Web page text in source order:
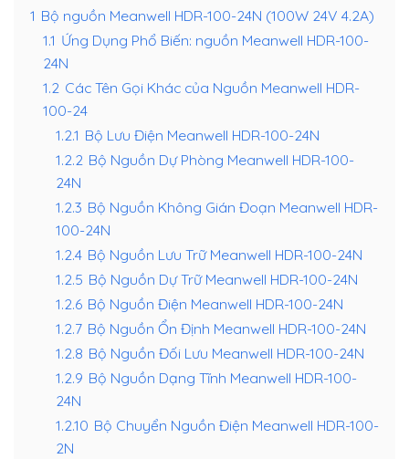
1 Bộ nguồn Meanwell HDR-100-24N (100W 24V 4.2A)
1.1 Ứng Dụng Phổ Biến: nguồn Meanwell HDR-100-
24N
1.2 Các Tên Gọi Khác của Nguồn Meanwell HDR-
100-24
1.2.1 Bộ Lưu Điện Meanwell HDR-100-24N
1.2.2 Bộ Nguồn Dự Phòng Meanwell HDR-100-
24N
1.2.3 Bộ Nguồn Không Gián Đoạn Meanwell HDR-
100-24N
1.2.4 Bộ Nguồn Lưu Trữ Meanwell HDR-100-24N
1.2.5 Bộ Nguồn Dự Trữ Meanwell HDR-100-24N
1.2.6 Bộ Nguồn Điện Meanwell HDR-100-24N
1.2.7 Bộ Nguồn Ổn Định Meanwell HDR-100-24N
1.2.8 Bộ Nguồn Đối Lưu Meanwell HDR-100-24N
1.2.9 Bộ Nguồn Dạng Tĩnh Meanwell HDR-100-
24N
1.2.10 Bộ Chuyển Nguồn Điện Meanwell HDR-100-
2N